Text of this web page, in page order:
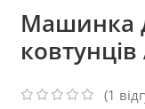
Машинка
(1